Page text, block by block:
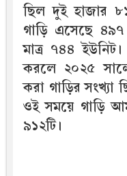
ছিল দুই হাজার
গাড়ি এসেছে
মাত্র ৭৪৪
করলে ২০২৫
করা গাড়ির সংখ্যা
ওই সময়ে গাড়ি
৯১২টি।